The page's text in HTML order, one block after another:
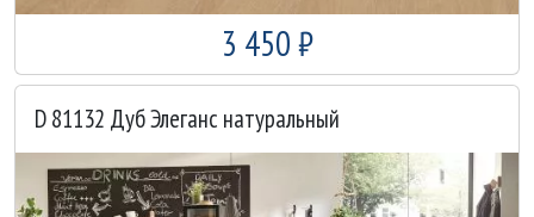
3 450 ₽
D 81132 Дуб Элеганс натуральный